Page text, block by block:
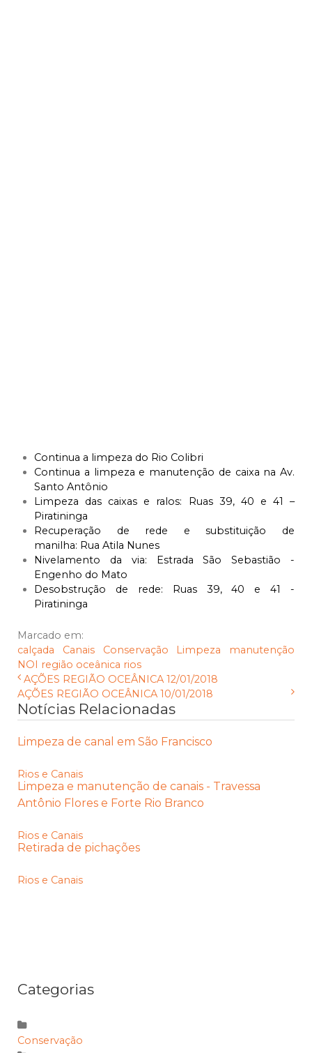
Continua a limpeza do Rio Colibri
Continua a limpeza e manutenção de caixa na Av.
Santo Antônio
Limpeza das caixas e ralos: Ruas 39, 40 e 41 –
Piratininga
Recuperação de rede e substituição de
manilha: Rua Atila Nunes
Nivelamento da via: Estrada São Sebastião -
Engenho do Mato
Desobstrução de rede: Ruas 39, 40 e 41 -
Piratininga
Marcado em:
calçada
Canais Conservação Limpeza
manutenção
NOI
região oceânica rios
AÇÕES REGIÃO OCEÂNICA 12/01/2018
AÇÕES REGIÃO OCEÂNICA 10/01/2018
Notícias Relacionadas
Limpeza de canal em São Francisco
Rios e Canais
Limpeza e manutenção de canais - Travessa
Antônio Flores e Forte Rio Branco
Rios e Canais
Retirada de pichações
Rios e Canais
Categorias
Conservação